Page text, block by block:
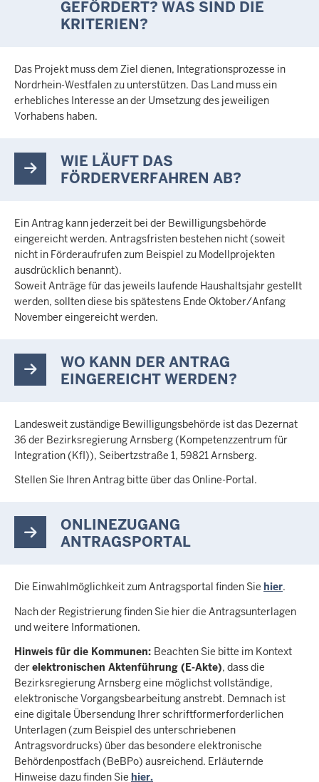
GEFÖRDERT? WAS SIND DIE
KRITERIEN?
Das Projekt muss dem Ziel dienen, Integrationsprozesse in
Nordrhein-Westfalen zu unterstützen. Das Land muss ein
erhebliches Interesse an der Umsetzung des jeweiligen
Vorhabens haben.
WIE LÄUFT DAS
FÖRDERVERFAHREN AB?
Ein Antrag kann jederzeit bei der Bewilligungsbehörde
eingereicht werden. Antragsfristen bestehen nicht (soweit
nicht in Förderaufrufen zum Beispiel zu Modellprojekten
ausdrücklich benannt).
Soweit Anträge für das jeweils laufende Haushaltsjahr gestellt
werden, sollten diese bis spätestens Ende Oktober/Anfang
November eingereicht werden.
WO KANN DER ANTRAG
EINGEREICHT WERDEN?
Landesweit zuständige Bewilligungsbehörde ist das Dezernat
36 der Bezirksregierung Arnsberg (Kompetenzzentrum für
Integration (KfI)), Seibertzstraße 1, 59821 Arnsberg.
Stellen Sie Ihren Antrag bitte über das Online-Portal.
ONLINEZUGANG
ANTRAGSPORTAL
Die Einwahlmöglichkeit zum Antragsportal finden Sie hier.
Nach der Registrierung finden Sie hier die Antragsunterlagen
und weitere Informationen.
Hinweis für die Kommunen: Beachten Sie bitte im Kontext
derelektronischen Aktenführung (E-Akte), dass die
Bezirksregierung Arnsberg eine möglichst vollständige,
elektronische Vorgangsbearbeitung anstrebt. Demnach ist
eine digitale Übersendung Ihrer schriftformerforderlichen
Unterlagen (zum Beispiel des unterschriebenen
Antragsvordrucks) über das besondere elektronische
Behördenpostfach (BeBPo) ausreichend. Erläuternde
Hinweise dazu finden Sie hier.